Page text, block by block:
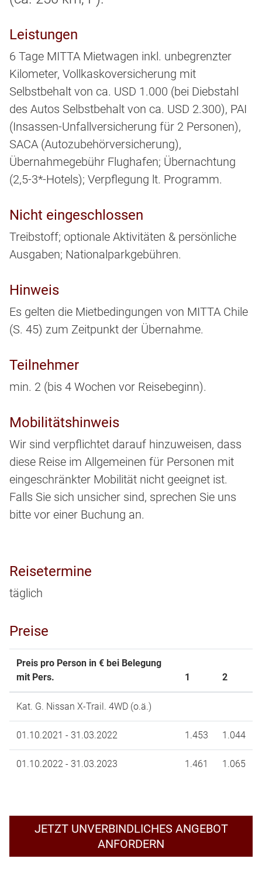
Leistungen
6 Tage MITTA Mietwagen inkl. unbegrenzter
Kilometer, Vollkaskoversicherung mit
Selbstbehalt von ca. USD 1.000 (bei Diebstahl
des Autos Selbstbehalt von ca. USD 2.300), PAI
(Insassen-Unfallversicherung für 2 Personen),
SACA (Autozubehörversicherung),
Übernahmegebühr Flughafen; Übernachtung
(2,5-3*-Hotels); Verpflegung lt. Programm.
Nicht eingeschlossen
Treibstoff; optionale Aktivitäten & persönliche
Ausgaben; Nationalparkgebühren.
Hinweis
Es gelten die Mietbedingungen von MITTA Chile
(S. 45) zum Zeitpunkt der Übernahme.
Teilnehmer
min. 2 (bis 4 Wochen vor Reisebeginn).
Mobilitätshinweis
Wir sind verpflichtet darauf hinzuweisen, dass
diese Reise im Allgemeinen für Personen mit
eingeschränkter Mobilität nicht geeignet ist.
Falls Sie sich unsicher sind, sprechen Sie uns
bitte vor einer Buchung an.
Reisetermine
täglich
Preise
Preis pro Person in € bei Belegung
mit Pers.
1 2
Kat. G. Nissan X-Trail. 4WD (o.ä.)
01.10.2021 - 31.03.2022 1.453 1.044
01.10.2022 - 31.03.2023 1.461 1.065
JETZT UNVERBINDLICHES ANGEBOT
ANFORDERN